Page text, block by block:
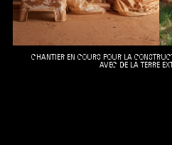
CHANTIER EN COURS POUR LA
AVEC DE LA TERRE